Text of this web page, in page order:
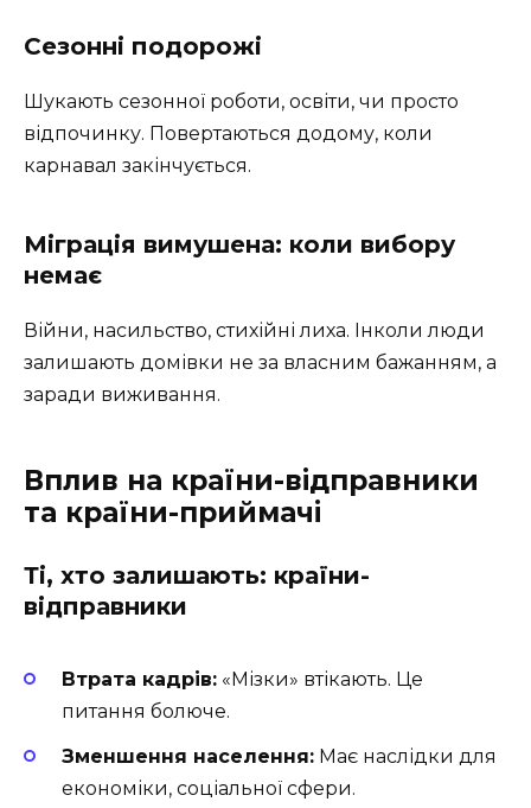
Сезонні подорожі
Шукають сезонної роботи, освіти, чи просто
відпочинку. Повертаються додому, коли
карнавал закінчується.
Міграція вимушена: коли вибору
немає
Війни, насильство, стихійні лиха. Інколи люди
залишають домівки не за власним бажанням, а
заради виживання.
Вплив на країни-відправники
та країни-приймачі
Ті, хто залишають: країни-
відправники
Втрата кадрів: «Мізки» втікають. Це
питання болюче.
Зменшення населення: Має наслідки для
економіки, соціальної сфери.